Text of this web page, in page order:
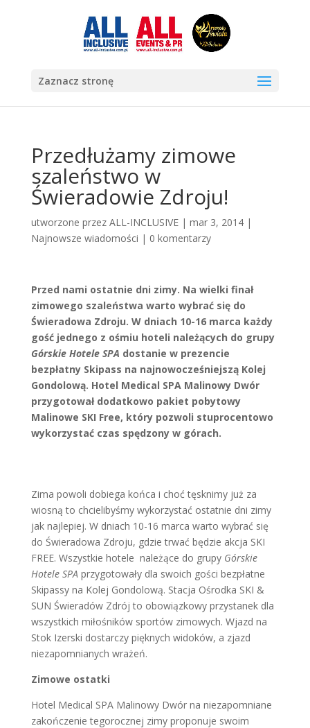
Zaznacz stronę
Przedłużamy zimowe
szaleństwo w
Świeradowie Zdroju!
utworzone przez ALL-INCLUSIVE| mar 3, 2014|
Najnowsze wiadomości | 0 komentarzy
Przed nami ostatnie dni zimy. Na wielki finał
zimowego szaleństwa warto wybrać się do
Świeradowa Zdroju. W dniach 10-16 marca każdy
gość jednego z ośmiu hoteli należących do grupy
Górskie Hotele SPA dostanie w prezencie
bezpłatny Skipass na najnowocześniejszą Kolej
Gondolową. Hotel Medical SPA Malinowy Dwór
przygotował dodatkowo pakiet pobytowy
Malinowe SKI Free, który pozwoli stuprocentowo
wykorzystać czas spędzony w górach.
Zima powoli dobiega końca i choć tęsknimy już za
wiosną to chcielibyśmy wykorzystać ostatnie dni zimy
jak najlepiej. W dniach 10-16 marca warto wybrać się
do Świeradowa Zdroju, gdzie trwać będzie akcja SKI
FREE. Wszystkie hotele należące do grupy Górskie
Hotele SPA przygotowały dla swoich gości bezpłatne
Skipassy na Kolej Gondolową. Stacja Ośrodka SKI &
SUN Świeradów Zdrój to obowiązkowy przystanek dla
wszystkich miłośników sportów zimowych. Wjazd na
Stok Izerski dostarczy pięknych widoków, a zjazd
niezapomnianych wrażeń.
Zimowe ostatki
Hotel Medical SPA Malinowy Dwór na niezapomniane
zakończenie tegorocznej zimy proponuje swoim